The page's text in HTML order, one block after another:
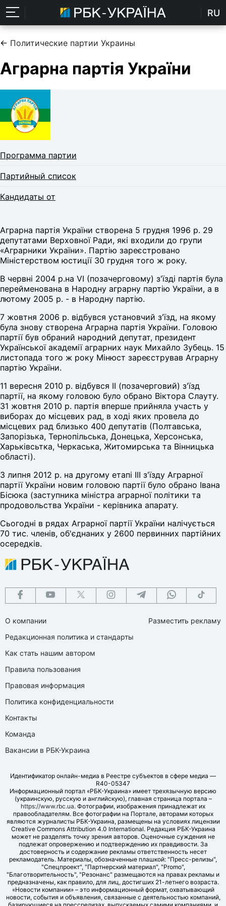
RU
← Политические партии Украины
Аграрна партія України
Программа партии
Партийный список
Кандидаты от
Аграрна партія України створена 5 грудня 1996 р. 29
депутатами Верховної Ради, які входили до групи
«Аграрники України». Партію зареєстровано
Міністерством юстиції 30 грудня того ж року.
В червні 2004 р.на VI (позачерговому) з'їзді партія була
перейменована в Народну аграрну партію України, а в
лютому 2005 р. - в Народну партію.
7 жовтня 2006 р. відбувся установчий з'їзд, на якому
була знову створена Аграрна партія України. Головою
партії був обраний народний депутат, президент
Української академії аграрних наук Михайло Зубець. 15
листопада того ж року Мінюст зареєстрував Аграрну
партію України.
11 вересня 2010 р. відбувся ІІ (позачерговий) з'їзд
партії, на якому головою було обрано Віктора Слауту.
31 жовтня 2010 р. партія вперше прийняла участь у
виборах до місцевих рад, в ході яких провела до
місцевих рад близько 400 депутатів (Полтавська,
Запорізька, Тернопільська, Донецька, Херсонська,
Харьківсьтка, Черкаська, Житомирська та Вінницька
області).
3 липня 2012 р. на другому етапі ІІІ з'їзду Аграрної
партії України новим головою партії було обрано Івана
Бісюка (заступника міністра аграрної політики та
продовольства України - керівника апарату.
Сьогодні в рядах Аграрної партії України налічується
70 тис. членів, об'єднаних у 2600 первинних партійних
осередків.
О компании
Редакционная политика и стандарты
Как стать нашим автором
Правила пользования
Правовая информация
Политика конфиденциальности
Контакты
Команда
Вакансии в РБК-Украина
Разместить рекламу
Идентификатор онлайн-медиа в Реестре субъектов в сфере медиа —
R40-05347
Информационный портал «РБК-Украина» имеет трехязычную версию
(украинскую, русскую и английскую), главная страница портала –
https://www.rbc.ua. Фотографии, изображения принадлежат их
правообладателям. Все фотографии на Портале, авторами которых
являются журналисты РБК-Украина, размещены на условиях лицензии
Creative Commons Attribution 4.0 International. Редакция РБК-Украина
может не разделять точку зрения авторов. Оценочные суждения не
подлежат опровержению и подтверждению их правдивости. За
достоверность и содержание рекламы ответственность несет
рекламодатель. Материалы, обозначенные плашкой: "Пресс-релизы",
"Спецпроект", "Партнерский материал", "Promo",
"Благотворительность", "Резонанс" размещаются на правах рекламы и
предназначены, как правило, для лиц, достигших 21-летнего возраста.
«Новости компании» – это информационный формат, охватывающий
новости, события и объявления, связанные с деятельностью компаний,